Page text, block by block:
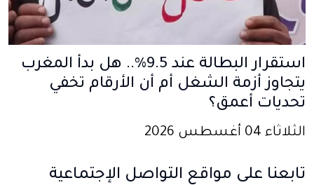
استقرار البطالة عند 9.5%.. هل بدأ المغرب
يتجاوز أزمة الشغل أم أن الأرقام تخفي
تحديات أعمق؟
الثلاثاء 04 أغسطس 2026
تابعنا على مواقع التواصل الإجتماعية